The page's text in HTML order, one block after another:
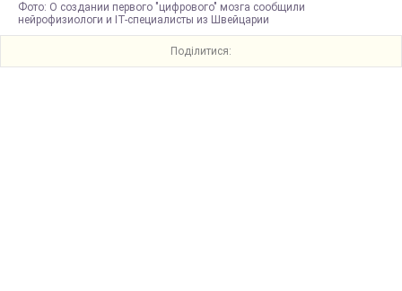
Фото: О создании первого "цифрового" мозга сообщили
нейрофизиологи и IT-специалисты из Швейцарии
Поділитися: